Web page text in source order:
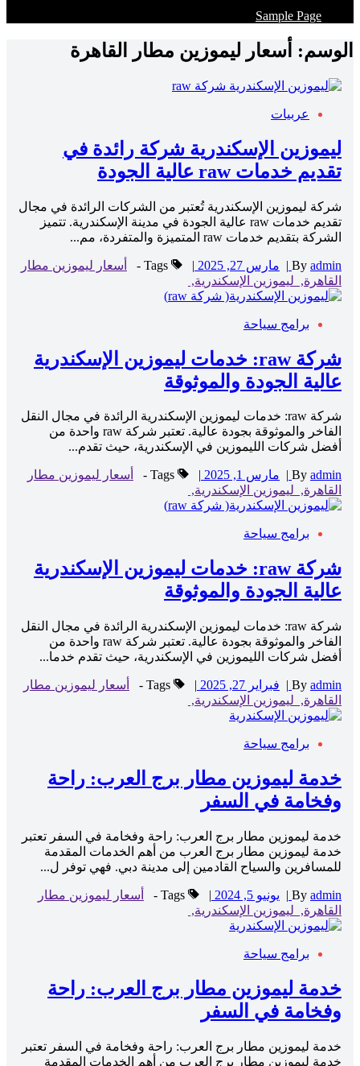
Sample Page
الوسم: أسعار ليموزين مطار القاهرة
عربيات
ليموزين الإسكندرية شركة رائدة في
تقديم خدمات raw عالية الجودة
شركة ليموزين الإسكندرية تُعتبر من الشركات الرائدة في مجال
تقديم خدمات raw عالية الجودة في مدينة الإسكندرية. تتميز
الشركة بتقديم خدمات raw المتميزة والمتفردة، مم...
By admin
| مارس 27, 2025 |
أسعار ليموزين مطار
القاهرة, ليموزين الإسكندرية,
برامج سياحة
شركة raw: خدمات ليموزين الإسكندرية
عالية الجودة والموثوقة
شركة raw: خدمات ليموزين الإسكندرية الرائدة في مجال النقل
الفاخر والموثوقة بجودة عالية. تعتبر شركة raw واحدة من
أفضل شركات الليموزين في الإسكندرية، حيث تقدم...
By admin
| مارس 1, 2025 |
أسعار ليموزين مطار
القاهرة, ليموزين الإسكندرية,
برامج سياحة
شركة raw: خدمات ليموزين الإسكندرية
عالية الجودة والموثوقة
شركة raw: خدمات ليموزين الإسكندرية الرائدة في مجال النقل
الفاخر والموثوقة بجودة عالية. تعتبر شركة raw واحدة من
أفضل شركات الليموزين في الإسكندرية، حيث تقدم خدما...
By admin
| فبراير 27, 2025 |
أسعار ليموزين مطار
القاهرة, ليموزين الإسكندرية,
برامج سياحة
خدمة ليموزين مطار برج العرب: راحة
وفخامة في السفر
خدمة ليموزين مطار برج العرب: راحة وفخامة في السفر تعتبر
خدمة ليموزين مطار برج العرب من أهم الخدمات المقدمة
للمسافرين والسياح القادمين إلى مدينة دبي. فهي توفر ل...
By admin
| يونيو 5, 2024 |
أسعار ليموزين مطار
القاهرة, ليموزين الإسكندرية,
برامج سياحة
خدمة ليموزين مطار برج العرب: راحة
وفخامة في السفر
خدمة ليموزين مطار برج العرب: راحة وفخامة في السفر تعتبر
خدمة ليموزين مطار برج العرب من أهم الخدمات المقدمة